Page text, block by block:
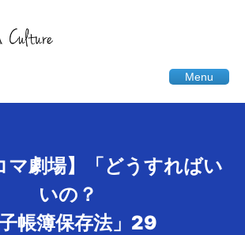
Menu
マ劇場】「どうすればい
いの？
帳簿保存法」29